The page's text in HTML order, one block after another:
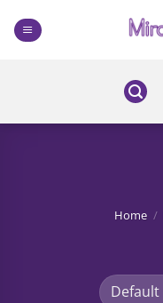
content
Home /